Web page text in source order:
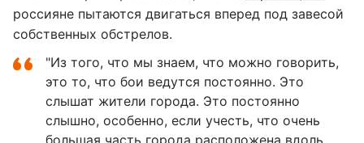
россияне пытаются двигаться вперед под завесой
собственных обстрелов.
"Из того, что мы знаем, что можно говорить,
это то, что бои ведутся постоянно. Это
слышат жители города. Это постоянно
слышно, особенно, если учесть, что очень
большая часть города расположена вдоль